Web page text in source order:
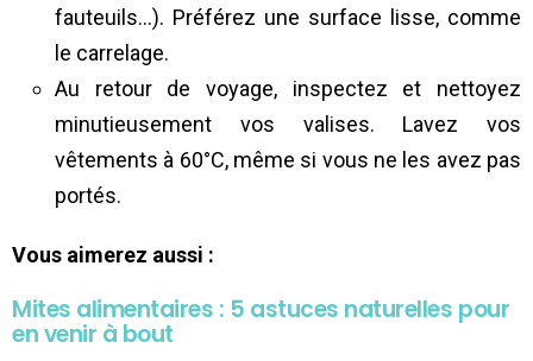
fauteuils…). Préférez une surface lisse, comme
le carrelage.
Au retour de voyage, inspectez et nettoyez
minutieusement vos valises. Lavez vos
vêtements à 60°C, même si vous ne les avez pas
portés.
Vous aimerez aussi :
Mites alimentaires : 5 astuces naturelles pour
en venir à bout